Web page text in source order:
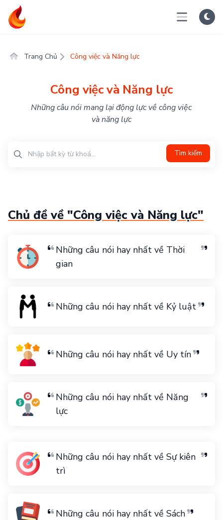
Trang Chủ Công việc và Năng lực
Công việc và Năng lực
Những câu nói mang lại động lực về công việc
và năng lực
Tìm kiếm
Chủ đề về "Công việc và Năng lực"
Những câu nói hay nhất về Thời
gian
Những câu nói hay nhất về Kỷ luật
Những câu nói hay nhất về Uy tín
Những câu nói hay nhất về Năng
lực
Những câu nói hay nhất về Sự kiên
trì
Những câu nói hay nhất về Sách